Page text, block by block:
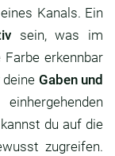
Kanals. Ein
sein, was im
erkennbar
Gaben und
du auf die
zugreifen.